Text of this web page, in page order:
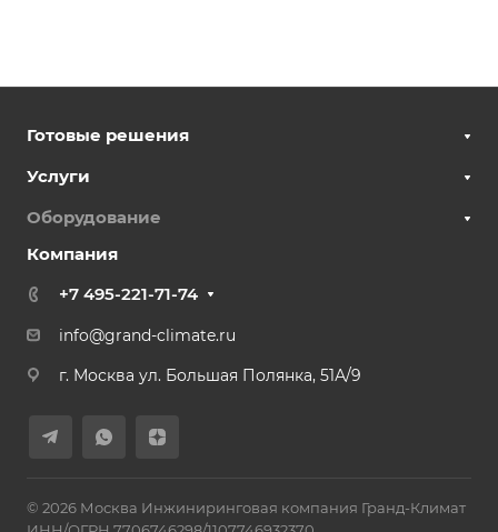
Готовые решения
Услуги
Оборудование
Компания
+7 495-221-71-74
info@grand-climate.ru
г. Москва ул. Большая Полянка, 51А/9
© 2026 Москва Инжиниринговая компания Гранд-Климат